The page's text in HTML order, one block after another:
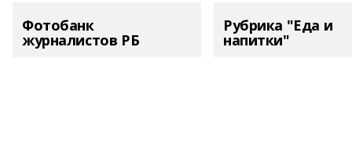
Фотобанк
журналистов РБ
Рубрика "Еда и
напитки"